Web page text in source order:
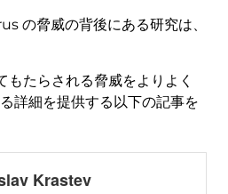
の脅威の背後にある研究は、
たらされる脅威をよりよく
詳細を提供する以下の記事を
Krastev